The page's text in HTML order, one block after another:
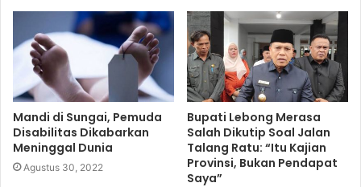
i
t
e
b
o
o
e
u
b
e
g
r
a
m
Mandi di Sungai, Pemuda
Disabilitas Dikabarkan
Meninggal Dunia
Agustus 30, 2022
Bupati Lebong Merasa
Salah Dikutip Soal Jalan
Talang Ratu: “Itu Kajian
Provinsi, Bukan Pendapat
Saya”